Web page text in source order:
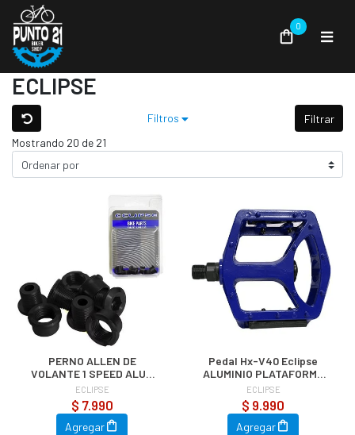
0
ECLIPSE
Filtros
Filtrar
Mostrando 20 de 21
PERNO ALLEN DE
VOLANTE 1 SPEED ALUM
NEGRO 4 PZAS
ECLIPSE
$ 7.990
Agregar
Pedal Hx-V40 Eclipse
ALUMINIO PLATAFORMA
AZUL
ECLIPSE
$ 9.990
Agregar